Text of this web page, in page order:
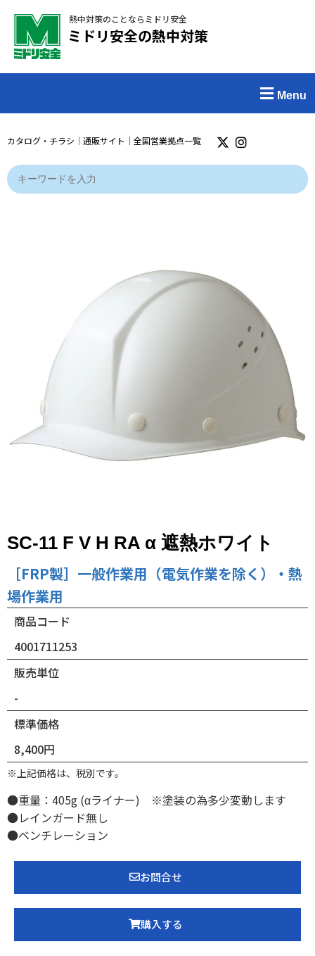
熱中対策のことならミドリ安全
ミドリ安全の熱中対策
Menu
カタログ・チラシ ｜ 通販サイト ｜ 全国営業拠点一覧
SC-11 F V H RA α 遮熱ホワイト
［FRP製］一般作業用（電気作業を除く）・熱
場作業用
商品コード
4001711253
販売単位
-
標準価格
8,400円
※上記価格は、税別です。
●重量：405g (αライナー) ※塗装の為多少変動します
●レインガード無し
●ベンチレーション
お問合せ
購入する